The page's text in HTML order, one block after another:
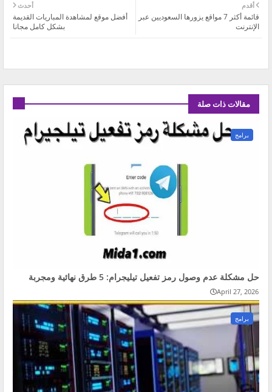
أحدث
أفضل موقع لمشاهدة المباريات القديمة
بشكل كامل مجانا
أقدم
قائمة أكثر 7 مواقع يزورها السعوديين عبر
الإنترنت
مقالات ذات صلة
برامج
حل مشكلة عدم وصول رمز تفعيل تيليجرام: 5 طرق نهائية ومجربة
April 27, 2026
برامج